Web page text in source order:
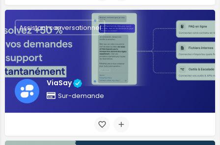
ViaSay
Sur-demande
Assistant conversationnel